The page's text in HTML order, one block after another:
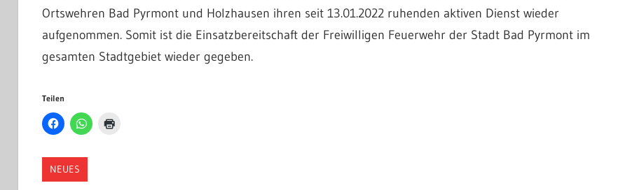
Ortswehren Bad Pyrmont und Holzhausen ihren seit 13.01.2022 ruhenden aktiven Dienst wieder
aufgenommen. Somit ist die Einsatzbereitschaft der Freiwilligen Feuerwehr der Stadt Bad Pyrmont im
gesamten Stadtgebiet wieder gegeben.
Teilen
NEUES